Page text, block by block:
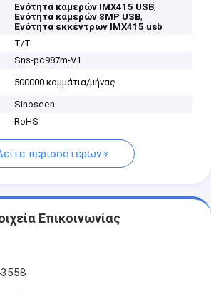
Ενότητα καμερών IMX415 USB,
Ενότητα καμερών 8MP USB,
Ενότητα εκκέντρων IMX415 usb
T/T
Sns-pc987m-V1
500000 κομμάτια/μήνας
Sinoseen
RoHS
περισσότερων
Επικοινωνίας